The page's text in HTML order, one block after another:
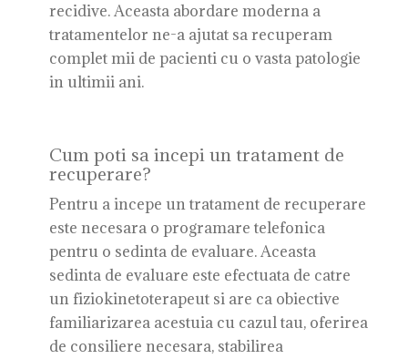
recidive. Aceasta abordare moderna a
tratamentelor ne-a ajutat sa recuperam
complet mii de pacienti cu o vasta patologie
in ultimii ani.
Cum poti sa incepi un tratament de
recuperare?
Pentru a incepe un tratament de recuperare
este necesara o programare telefonica
pentru o sedinta de evaluare. Aceasta
sedinta de evaluare este efectuata de catre
un fiziokinetoterapeut si are ca obiective
familiarizarea acestuia cu cazul tau, oferirea
de consiliere necesara, stabilirea